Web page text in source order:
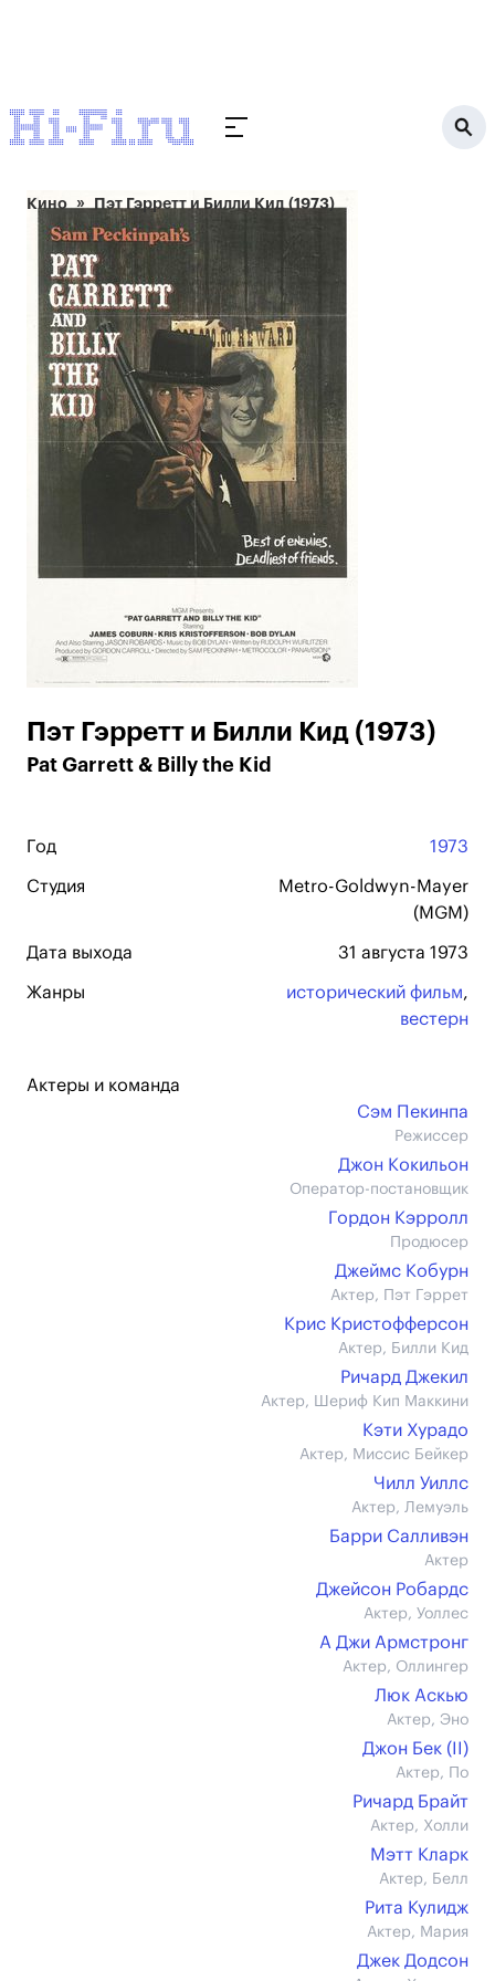
Кино Пэт Гэрретт и Билли Кид (1973)
Пэт Гэрретт и Билли Кид (1973)
Pat Garrett & Billy the Kid
Год 1973
Студия
Metro-Goldwyn-Mayer
(MGM)
Дата выхода 31 августа 1973
Жанры исторический фильм,
вестерн
Актеры и команда
Сэм Пекинпа
Режиссер
Джон Кокильон
Оператор-постановщик
Гордон Кэрролл
Продюсер
Джеймс Кобурн
Актер, Пэт Гэррет
Крис Кристофферсон
Актер, Билли Кид
Ричард Джекил
Актер, Шериф Кип Маккини
Кэти Хурадо
Актер, Миссис Бейкер
Чилл Уиллс
Актер, Лемуэль
Барри Салливэн
Актер
Джейсон Робардс
Актер, Уоллес
А Джи Армстронг
Актер, Оллингер
Люк Аскью
Актер, Эно
Джон Бек (II)
Актер, По
Ричард Брайт
Актер, Холли
Мэтт Кларк
Актер, Белл
Рита Кулидж
Актер, Мария
Джек Додсон